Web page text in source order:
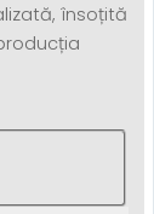
însoțită